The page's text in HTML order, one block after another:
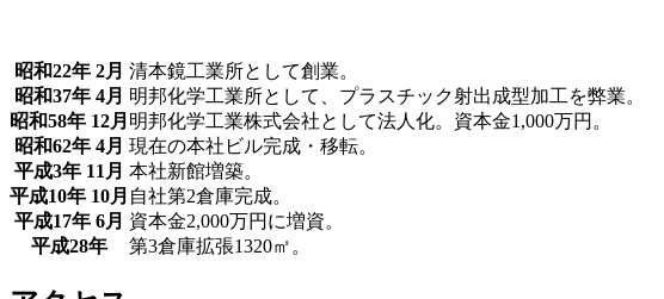
昭和22年 2月 清本鏡工業所として創業。
昭和37年 4月 明邦化学工業所として、プラスチック射出成型加工を弊業。
昭和58年 12月 明邦化学工業株式会社として法人化。資本金1,000万円。
昭和62年 4月 現在の本社ビル完成・移転。
平成3年 11月 本社新館増築。
平成10年 10月 自社第2倉庫完成。
平成17年 6月 資本金2,000万円に増資。
平成28年
第3倉庫拡張1320㎡。